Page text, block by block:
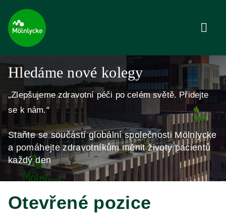
Hledáme nové kolegy
„Zlepšujeme zdravotní péči po celém světě. Přidejte
se k nám.“
Staňte se součástí globální společnosti Mölnlycke
a pomáhejte zdravotníkům měnit životy pacientů
každý den
Otevřené pozice